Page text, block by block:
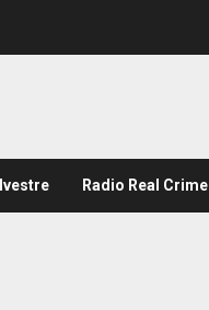
Radio Real Crime